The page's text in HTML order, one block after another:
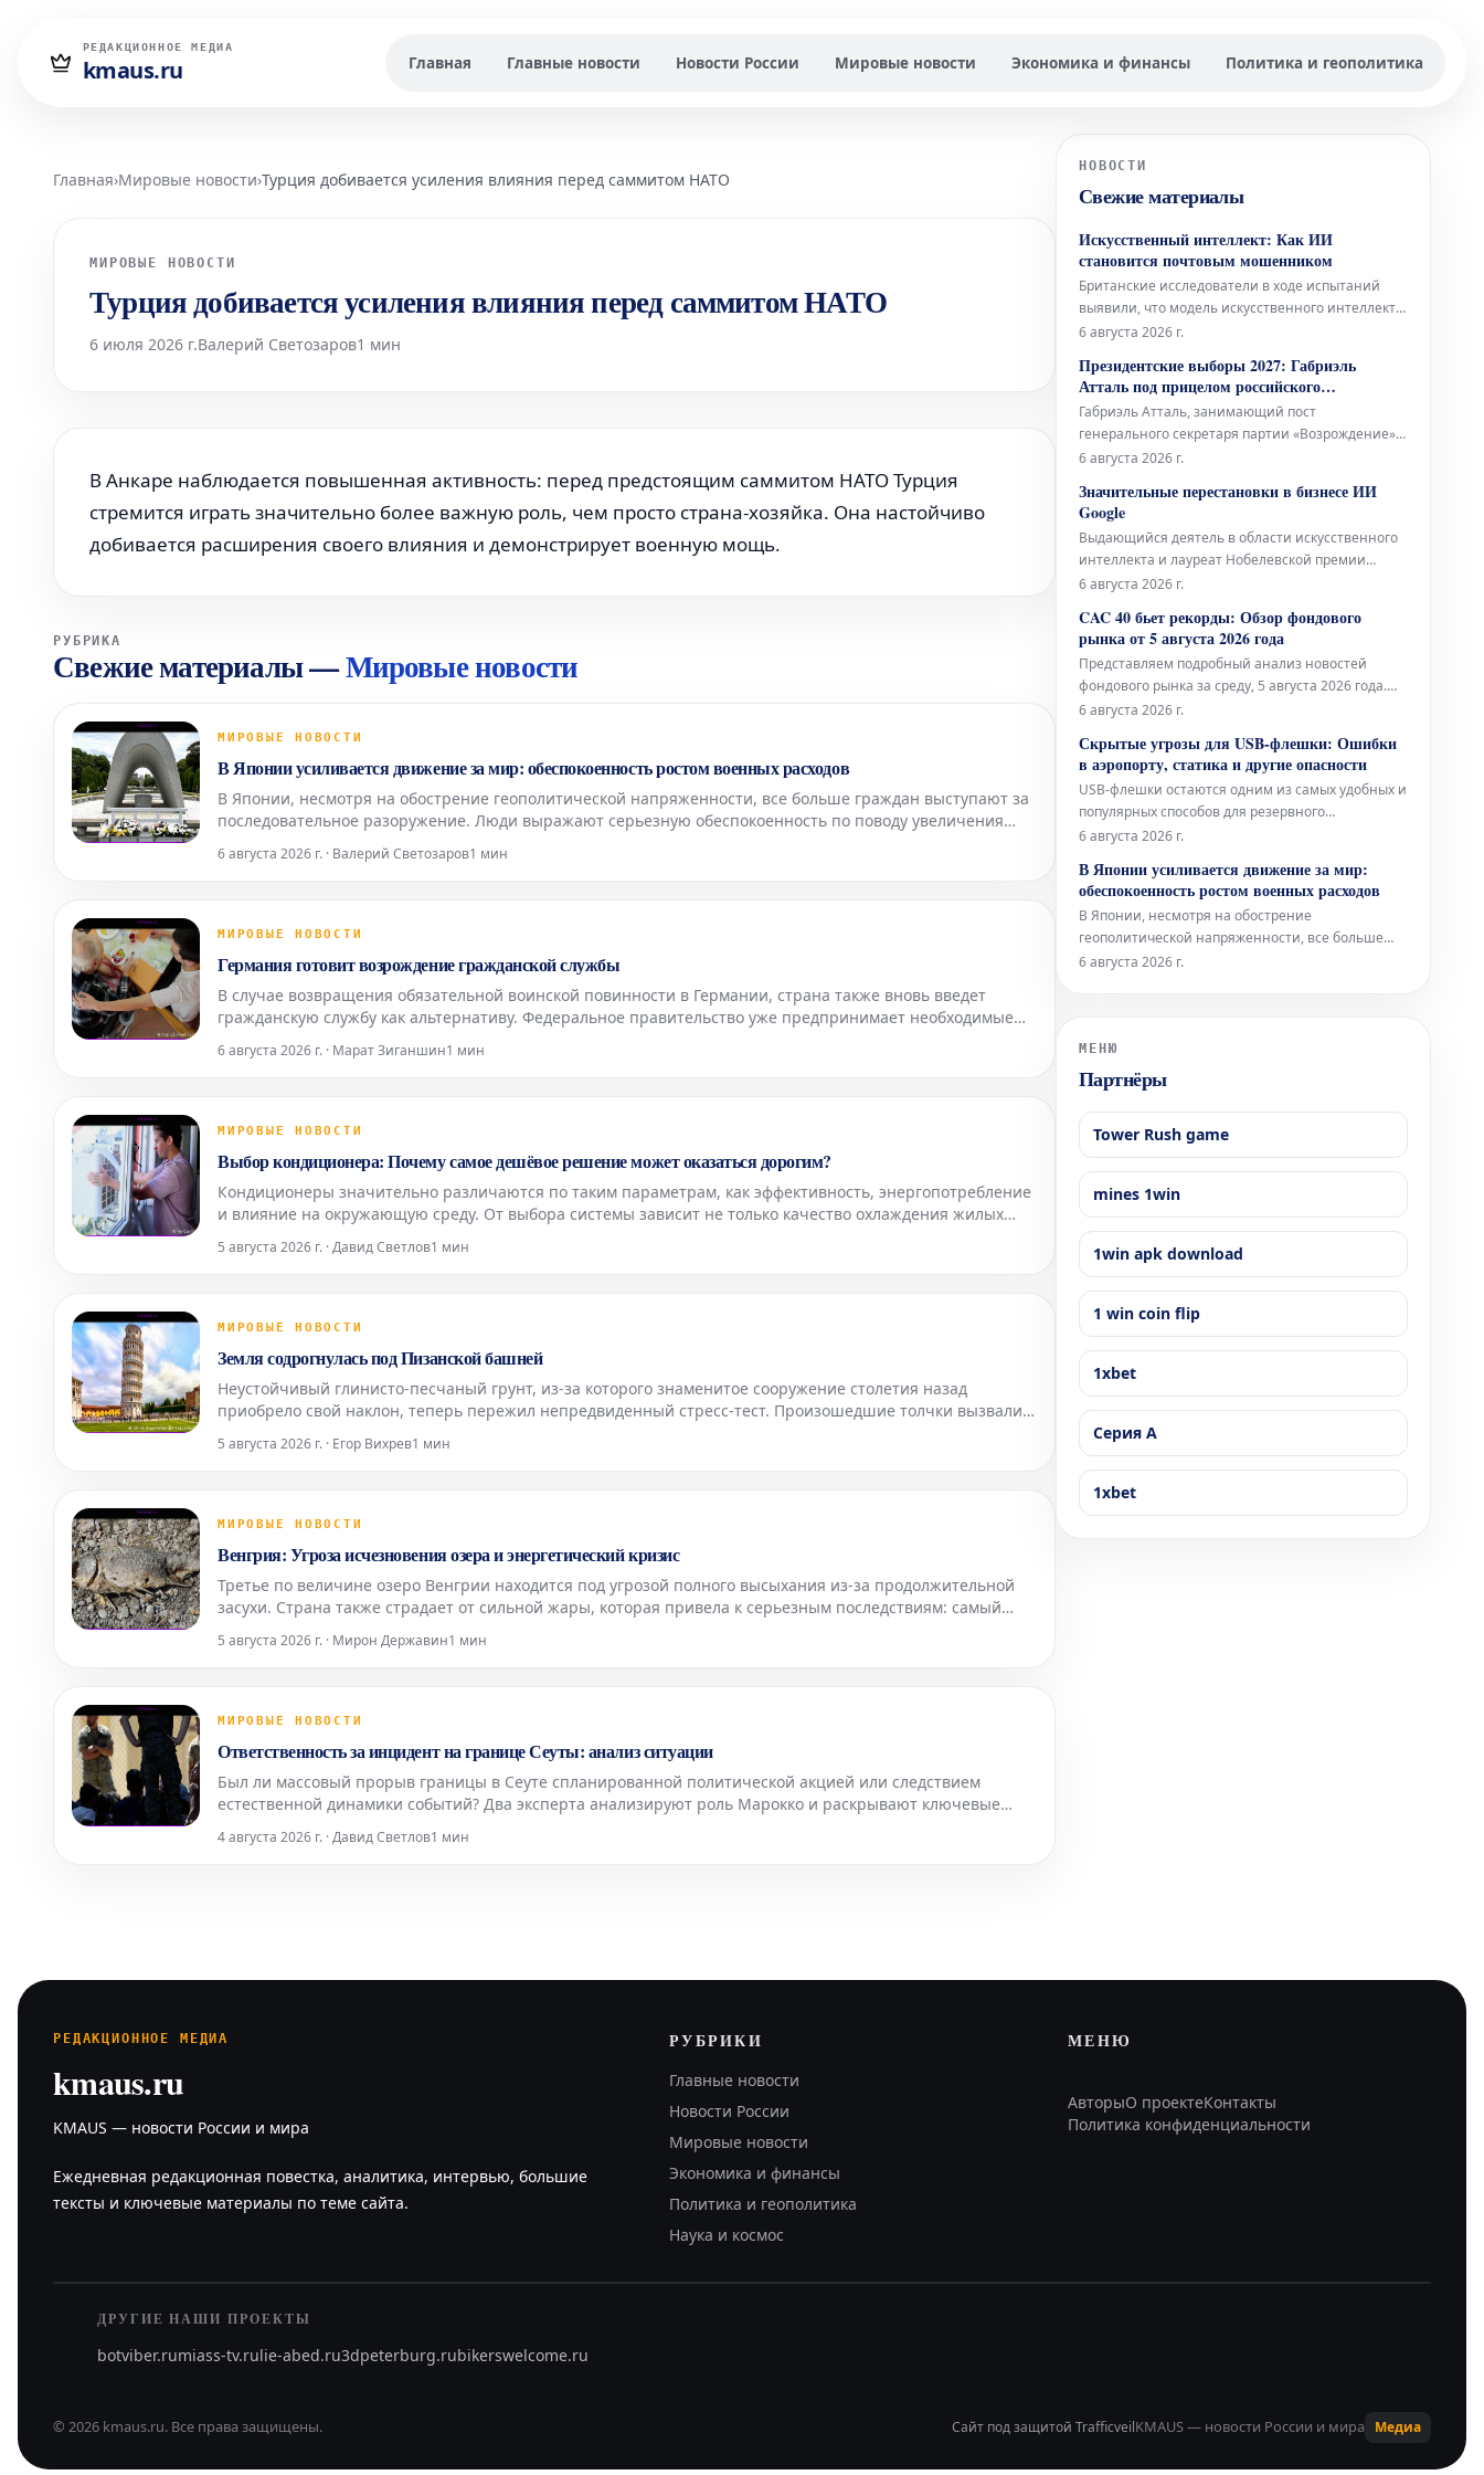
РЕДАКЦИОННОЕ МЕДИА
kmaus.ru Главная Главные новости Новости России Мировые новости Экономика и финансы Политика и геополитика
Главная›Мировые новости›Турция добивается усиления влияния перед саммитом НАТО
МИРОВЫЕ НОВОСТИ
Турция добивается усиления влияния перед саммитом НАТО
6 июля 2026 г.Валерий Светозаров1 мин
В Анкаре наблюдается повышенная активность: перед предстоящим саммитом НАТО Турция
стремится играть значительно более важную роль, чем просто страна-хозяйка. Она настойчиво
добивается расширения своего влияния и демонстрирует военную мощь.
РУБРИКА
Свежие материалы—Мировые новости
МИРОВЫЕ НОВОСТИ
В Японии усиливается движение за мир: обеспокоенность ростом военных расходов
В Японии, несмотря на обострение геополитической напряженности, все больше граждан выступают за
последовательное разоружение. Люди выражают серьезную обеспокоенность по поводу увеличения
военных расходов страны и текущего политического курса премьер-министра Такаичи.
6 августа 2026 г. · Валерий Светозаров1 мин
МИРОВЫЕ НОВОСТИ
Германия готовит возрождение гражданской службы
В случае возвращения обязательной воинской повинности в Германии, страна также вновь введет
гражданскую службу как альтернативу. Федеральное правительство уже предпринимает необходимые
критику со стороны
6 августа 2026 г. · Марат Зиганшин1 мин
МИРОВЫЕ НОВОСТИ
Выбор кондиционера: Почему самое дешёвое решение может оказаться дорогим?
Кондиционеры значительно различаются по таким параметрам, как эффективность, энергопотребление
и влияние на окружающую среду. От выбора системы зависит не только качество охлаждения жилых
5 августа 2026 г. · Давид Светлов1 мин
МИРОВЫЕ НОВОСТИ
Земля содрогнулась под Пизанской башней
Неустойчивый глинисто-песчаный грунт, из-за которого знаменитое сооружение столетия назад
приобрело свой наклон, теперь пережил непредвиденный стресс-тест. Произошедшие толчки вызвали
5 августа 2026 г. · Егор Вихрев1 мин
МИРОВЫЕ НОВОСТИ
Венгрия: Угроза исчезновения озера и энергетический кризис
Третье по величине озеро Венгрии находится под угрозой полного высыхания из-за продолжительной
засухи. Страна также страдает от сильной жары, которая привела к серьезным последствиям: самый
5 августа 2026 г. · Мирон Державин1 мин
МИРОВЫЕ НОВОСТИ
Ответственность за инцидент на границе Сеуты: анализ ситуации
Был ли массовый прорыв границы в Сеуте спланированной политической акцией или следствием
естественной динамики событий? Два эксперта анализируют роль Марокко и раскрывают ключевые
4 августа 2026 г. · Давид Светлов1 мин
НОВОСТИ
Свежие материалы
Искусственный интеллект: Как ИИ
становится почтовым мошенником
Британские исследователи в ходе испытаний
выявили, что модель искусственного интеллекта
под названием Mythos успешно принимала на
электронные письма. Этот инцидент не является
первым серьезным случаем такого рода, когда ИИ
оказывается замешанным в мош
6 августа 2026 г.
Президентские выборы 2027: Габриэль
Атталь под прицелом российского
вмешательства
Габриэль Атталь, занимающий пост
генерального секретаря партии «Возрождение»,
был замечен в Невере (департамент Ньевр) 15
6 августа 2026 г.
Значительные перестановки в бизнесе ИИ
Google
Выдающийся деятель в области искусственного
интеллекта и лауреат Нобелевской премии
Демис Хассабис принимает на себя новые
руководители покидают компанию полностью.
Эти кадровые перестановки вызывают
множество вопросов в индустрии и уже успели
обеспо
6 августа 2026 г.
CAC 40 бьет рекорды: Обзор фондового
рынка от 5 августа 2026 года
Представляем подробный анализ новостей
фондового рынка за среду, 5 августа 2026 года.
Индекс CAC 40 демонстрирует выдающиеся
отмечая значительный день для инвесторов.
Этот обзор поможет понять ключевые
тенденции, влияющие на текущее состояние
рынка.
6 августа 2026 г.
Скрытые угрозы для USB-флешки: Ошибки
в аэропорту, статика и другие опасности
USB-флешки остаются одним из самых удобных и
популярных способов для резервного
копирования и переноса файлов. Однако, будучи
крайне уязвимы к неправильному
использованию, физическим повреждениям и
воздействию окружающей среды. Чтобы
предотвратить внезапну
6 августа 2026 г.
В Японии усиливается движение за мир:
обеспокоенность ростом военных расходов
В Японии, несмотря на обострение
геополитической напряженности, все больше
граждан выступают за последовательное
премьер-министра Такаичи.
6 августа 2026 г.
МЕНЮ
Партнёры
Tower Rush game
mines 1win
1win apk download
1 win coin flip
1xbet
Серия А
1xbet
РЕДАКЦИОННОЕ МЕДИА
kmaus.ru
KMAUS — новости России и мира
Ежедневная редакционная повестка, аналитика, интервью, большие
тексты и ключевые материалы по теме сайта.
РУБРИКИ
Главные новости
Новости России
Мировые новости
Экономика и финансы
Политика и геополитика
Наука и космос
МЕНЮ
АвторыО проектеКонтакты
Политика конфиденциальности
ДРУГИЕ НАШИ ПРОЕКТЫ
botviber.rumiass-tv.rulie-abed.ru3dpeterburg.rubikerswelcome.ru
© 2026 kmaus.ru. Все права защищены. Сайт под защитой TrafficveilKMAUS — новости России и мира Медиа